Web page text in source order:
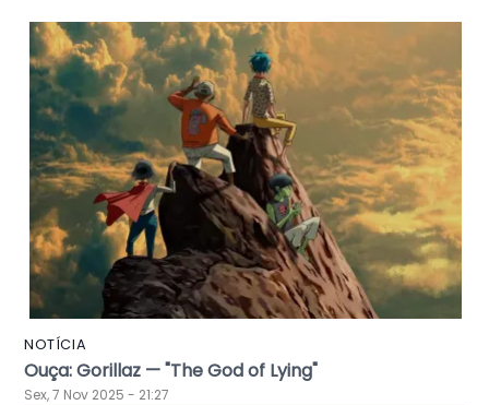
NOTÍCIA
Ouça: Gorillaz — "The God of Lying"
Sex, 7 Nov 2025 - 21:27